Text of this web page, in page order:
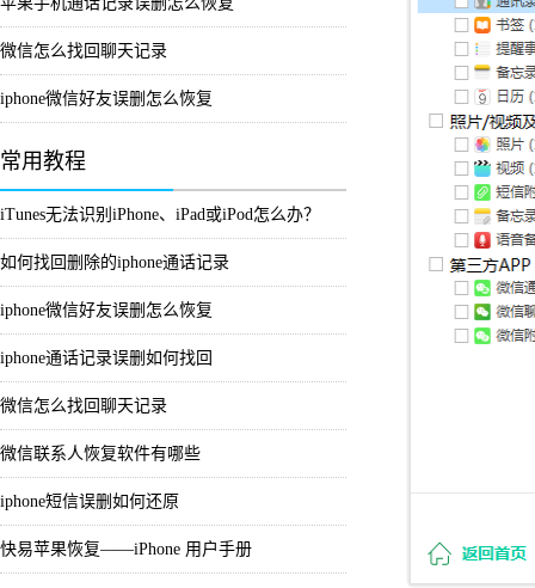
微信怎么找回聊天记录
iphone微信好友误删怎么恢复
常用教程
iTunes无法识别iPhone、iPad或iPod怎么办？
如何找回删除的iphone通话记录
iphone微信好友误删怎么恢复
iphone通话记录误删如何找回
微信怎么找回聊天记录
微信联系人恢复软件有哪些
iphone短信误删如何还原
快易苹果恢复——iPhone 用户手册